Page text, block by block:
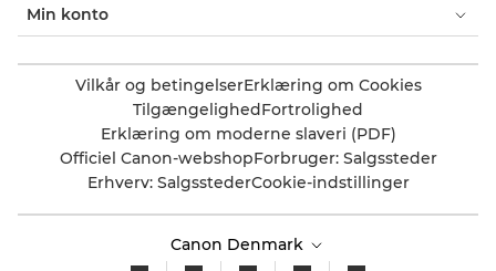
Min konto
Vilkår og betingelserErklæring om Cookies
TilgængelighedFortrolighed
Erklæring om moderne slaveri (PDF)
Officiel Canon-webshopForbruger: Salgssteder
Erhverv: SalgsstederCookie-indstillinger
Canon Denmark